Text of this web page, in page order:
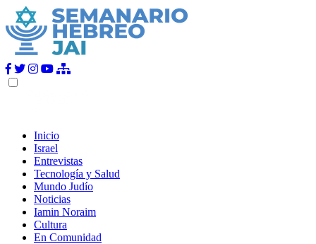
Inicio
Israel
Entrevistas
Tecnología y Salud
Mundo Judío
Noticias
Iamin Noraim
Cultura
En Comunidad